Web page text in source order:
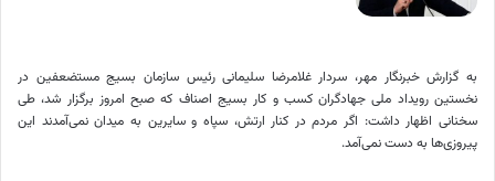
به گزارش خبرنگار مهر، سردار غلامرضا سلیمانی رئیس سازمان بسیج مستضعفین در
نخستین رویداد ملی جهادگران کسب و کار بسیج اصناف که صبح امروز برگزار شد، طی
سخنانی اظهار داشت: اگر مردم در کنار ارتش، سپاه و سایرین به میدان نمی‌آمدند این
پیروزی‌ها به دست نمی‌آمد.